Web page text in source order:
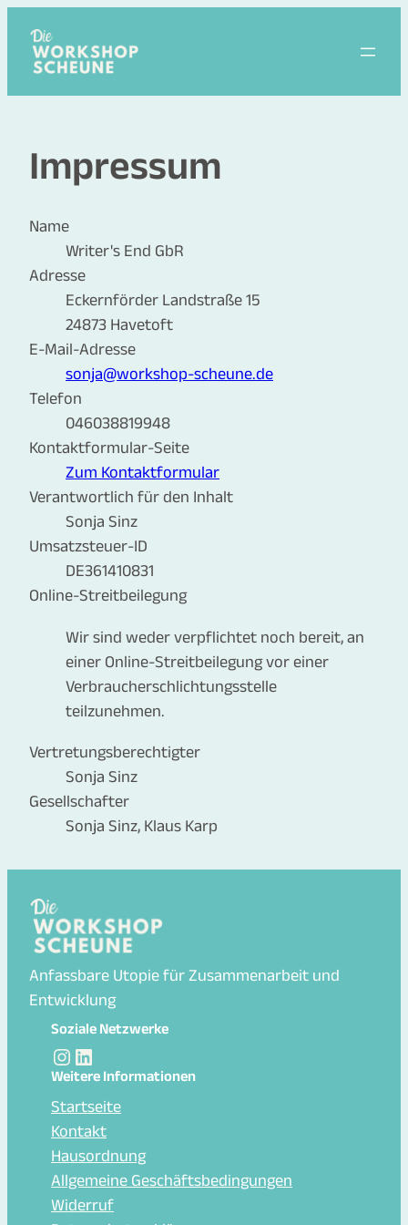
Inhalt
springen
Impressum
Name
Writer's End GbR
Adresse
Eckernförder Landstraße 15
24873 Havetoft
E-Mail-Adresse
sonja@workshop-scheune.de
Telefon
046038819948
Kontaktformular-Seite
Zum Kontaktformular
Verantwortlich für den Inhalt
Sonja Sinz
Umsatzsteuer-ID
DE361410831
Online-Streitbeilegung
Wir sind weder verpflichtet noch bereit, an
einer Online-Streitbeilegung vor einer
Verbraucherschlichtungsstelle
teilzunehmen.
Vertretungsberechtigter
Sonja Sinz
Gesellschafter
Sonja Sinz, Klaus Karp
Anfassbare Utopie für Zusammenarbeit und
Entwicklung
Soziale Netzwerke
Instagram LinkedIn Sonja Sinz
Weitere Informationen
Startseite
Kontakt
Hausordnung
Allgemeine Geschäftsbedingungen
Widerruf